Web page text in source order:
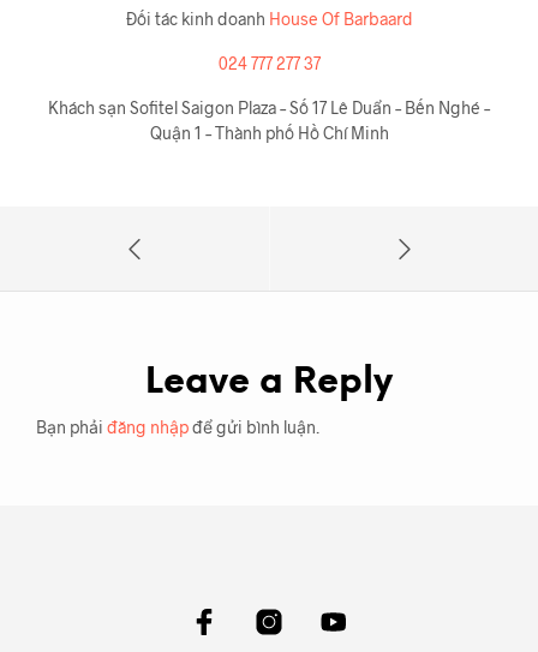
Đối tác kinh doanh House Of Barbaard
024 777 277 37
Khách sạn Sofitel Saigon Plaza – Số 17 Lê Duẩn – Bến Nghé –
Quận 1 – Thành phố Hồ Chí Minh
Leave a Reply
Bạn phải đăng nhậpđể gửi bình luận.